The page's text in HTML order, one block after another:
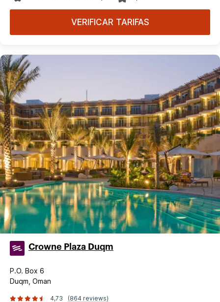
VERIFICAR TARIFAS
Crowne Plaza Duqm
P.O. Box 6
Duqm, Oman
4,73 (864 reviews)